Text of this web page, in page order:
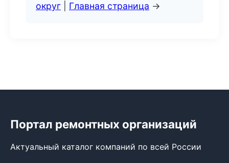
округ
Главная страница →
Портал ремонтных организаций
Актуальный каталог компаний по всей России